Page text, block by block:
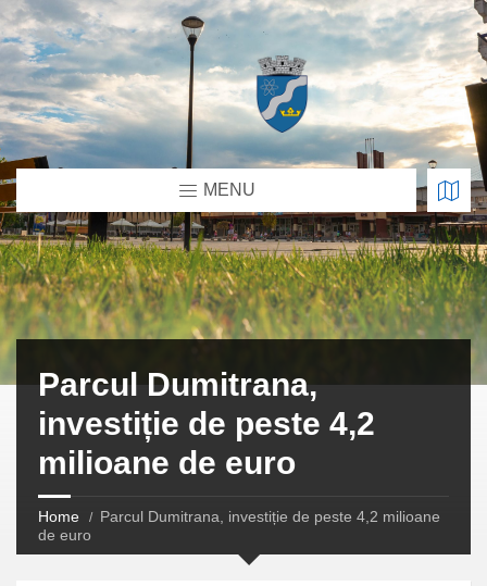
MENU
Parcul Dumitrana,
investiție de peste 4,2
milioane de euro
Home
Parcul Dumitrana, investiție de peste 4,2 milioane
de euro